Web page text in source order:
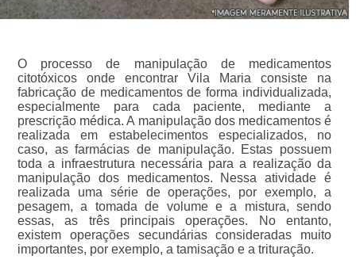
O processo de manipulação de medicamentos
citotóxicos onde encontrar Vila Maria consiste na
fabricação de medicamentos de forma individualizada,
especialmente para cada paciente, mediante a
prescrição médica. A manipulação dos medicamentos é
realizada em estabelecimentos especializados, no
caso, as farmácias de manipulação. Estas possuem
toda a infraestrutura necessária para a realização da
manipulação dos medicamentos. Nessa atividade é
realizada uma série de operações, por exemplo, a
pesagem, a tomada de volume e a mistura, sendo
essas, as três principais operações. No entanto,
existem operações secundárias consideradas muito
importantes, por exemplo, a tamisação e a trituração.